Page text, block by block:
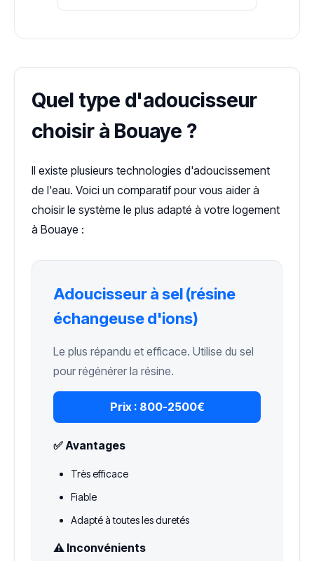
Quel type d'adoucisseur
choisir à Bouaye ?
Il existe plusieurs technologies d'adoucissement
de l'eau. Voici un comparatif pour vous aider à
choisir le système le plus adapté à votre logement
à Bouaye :
Adoucisseur à sel (résine
échangeuse d'ions)
Le plus répandu et efficace. Utilise du sel
pour régénérer la résine.
Prix : 800-2500€
✅ Avantages
Très efficace
Fiable
Adapté à toutes les duretés
⚠️ Inconvénients